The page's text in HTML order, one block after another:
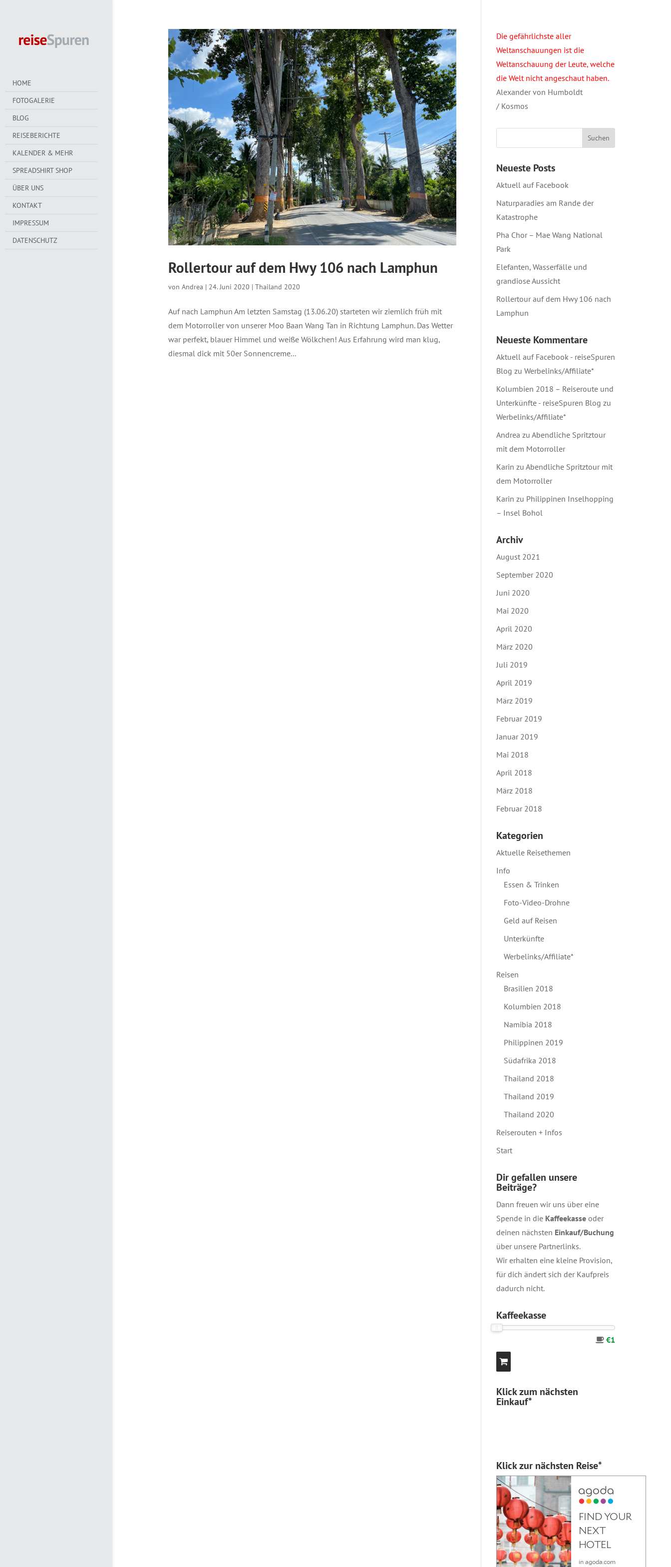
HOME
FOTOGALERIE
BLOG
REISEBERICHTE
KALENDER & MEHR
SPREADSHIRT SHOP
ÜBER UNS
KONTAKT
IMPRESSUM
DATENSCHUTZ
Rollertour auf dem Hwy 106 nach Lamphun
von Andrea | 24. Juni 2020 | Thailand 2020
Auf nach Lamphun Am letzten Samstag (13.06.20) starteten wir ziemlich früh mit
dem Motorroller von unserer Moo Baan Wang Tan in Richtung Lamphun. Das Wetter
war perfekt, blauer Himmel und weiße Wölkchen! Aus Erfahrung wird man klug,
diesmal dick mit 50er Sonnencreme...
Die gefährlichste aller
Weltanschauungen ist die
Weltanschauung der Leute, welche
die Welt nicht angeschaut haben.
Alexander von Humboldt
/ Kosmos
Neueste Posts
Aktuell auf Facebook
Naturparadies am Rande der
Katastrophe
Pha Chor – Mae Wang National
Park
Elefanten, Wasserfälle und
grandiose Aussicht
Rollertour auf dem Hwy 106 nach
Lamphun
Neueste Kommentare
Aktuell auf Facebook - reiseSpuren
Blog zu Werbelinks/Affiliate*
Kolumbien 2018 – Reiseroute und
Unterkünfte - reiseSpuren Blog zu
Werbelinks/Affiliate*
Andrea zu Abendliche Spritztour
mit dem Motorroller
Karin zu Abendliche Spritztour mit
dem Motorroller
Karin zu Philippinen Inselhopping
– Insel Bohol
Archiv
August 2021
September 2020
Juni 2020
Mai 2020
April 2020
März 2020
Juli 2019
April 2019
März 2019
Februar 2019
Januar 2019
Mai 2018
April 2018
März 2018
Februar 2018
Kategorien
Aktuelle Reisethemen
Info
Essen & Trinken
Foto-Video-Drohne
Geld auf Reisen
Unterkünfte
Werbelinks/Affiliate*
Reisen
Brasilien 2018
Kolumbien 2018
Namibia 2018
Philippinen 2019
Südafrika 2018
Thailand 2018
Thailand 2019
Thailand 2020
Reiserouten + Infos
Start
Dir gefallen unsere
Beiträge?
Dann freuen wir uns über eine
Spende in die Kaffeekasseoder
deinen nächsten Einkauf/Buchung
über unsere Partnerlinks.
Wir erhalten eine kleine Provision,
für dich ändert sich der Kaufpreis
dadurch nicht.
Kaffeekasse
€1
Klick zum nächsten
Einkauf*
Klick zur nächsten Reise*